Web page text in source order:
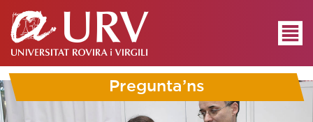
Pregunta’ns